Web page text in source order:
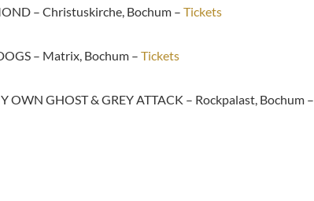
– Christuskirche, Bochum – Tickets
– Matrix, Bochum – Tickets
OWN GHOST & GREY ATTACK – Rockpalast, Bochum –